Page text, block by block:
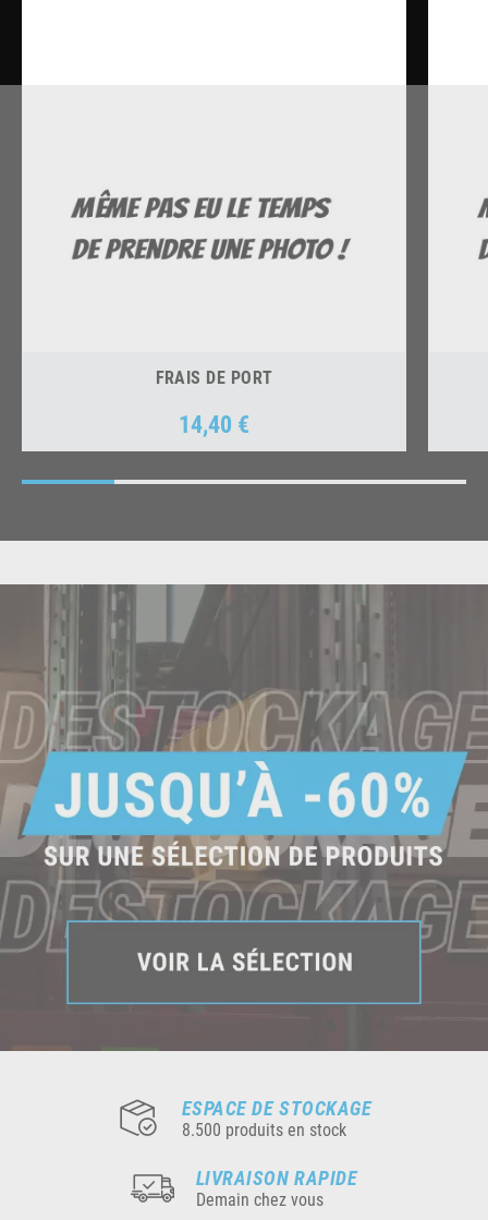
FRAIS DE PORT
Prix
14,40 €
ESPACE DE STOCKAGE
8.500 produits en stock
LIVRAISON RAPIDE
Demain chez vous